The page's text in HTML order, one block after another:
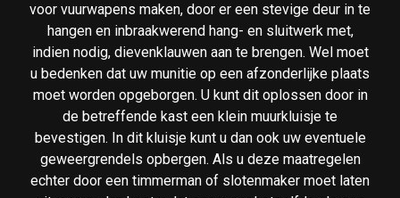
voor vuurwapens maken, door er een stevige deur in te
hangen en inbraakwerend hang- en sluitwerk met,
indien nodig, dievenklauwen aan te brengen. Wel moet
u bedenken dat uw munitie op een afzonderlijke plaats
moet worden opgeborgen. U kunt dit oplossen door in
de betreffende kast een klein muurkluisje te
bevestigen. In dit kluisje kunt u dan ook uw eventuele
geweergrendels opbergen. Als u deze maatregelen
echter door een timmerman of slotenmaker moet laten